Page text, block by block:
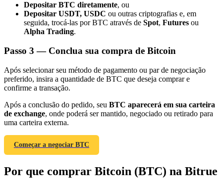
Convide um amigo para receber recompensas em dinheiro
BTC Welcome Rewards
Depositar BTC diretamente, ou
Depositar USDT, USDC ou outras criptografias e, em
seguida, trocá-las por BTC através de Spot, Futures ou
Alpha Trading.
Passo 3 — Conclua sua compra de Bitcoin
Após selecionar seu método de pagamento ou par de negociação
preferido, insira a quantidade de BTC que deseja comprar e
confirme a transação.
Após a conclusão do pedido, seu BTC aparecerá em sua carteira
de exchange, onde poderá ser mantido, negociado ou retirado para
uma carteira externa.
Começar a negociar BTC
Por que comprar Bitcoin (BTC) na Bitrue